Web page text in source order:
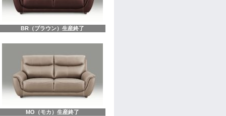
BR（ブラウン）生産終了
MO（モカ）生産終了